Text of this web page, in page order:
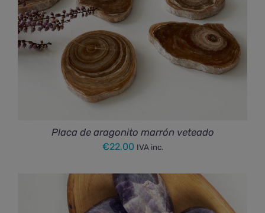
Placa de aragonito marrón veteado
€22,00 IVA inc.